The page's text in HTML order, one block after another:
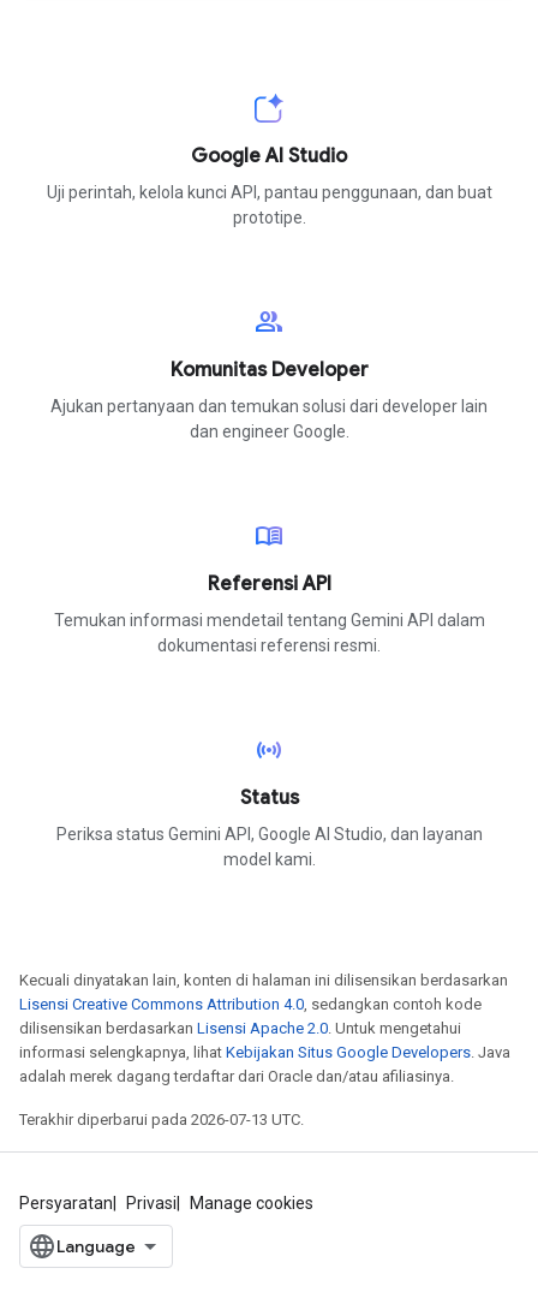
Google AI Studio
Uji perintah, kelola kunci API, pantau penggunaan, dan buat
prototipe.
group
Komunitas Developer
Ajukan pertanyaan dan temukan solusi dari developer lain
dan engineer Google.
menu_book
Referensi API
Temukan informasi mendetail tentang Gemini API dalam
dokumentasi referensi resmi.
sensors
Status
Periksa status Gemini API, Google AI Studio, dan layanan
model kami.
Kecuali dinyatakan lain, konten di halaman ini dilisensikan berdasarkan
Lisensi Creative Commons Attribution 4.0 , sedangkan contoh kode
dilisensikan berdasarkan Lisensi Apache 2.0 . Untuk mengetahui
informasi selengkapnya, lihat Kebijakan Situs Google Developers . Java
adalah merek dagang terdaftar dari Oracle dan/atau afiliasinya.
Terakhir diperbarui pada 2026-07-13 UTC.
Persyaratan Privasi Manage cookies